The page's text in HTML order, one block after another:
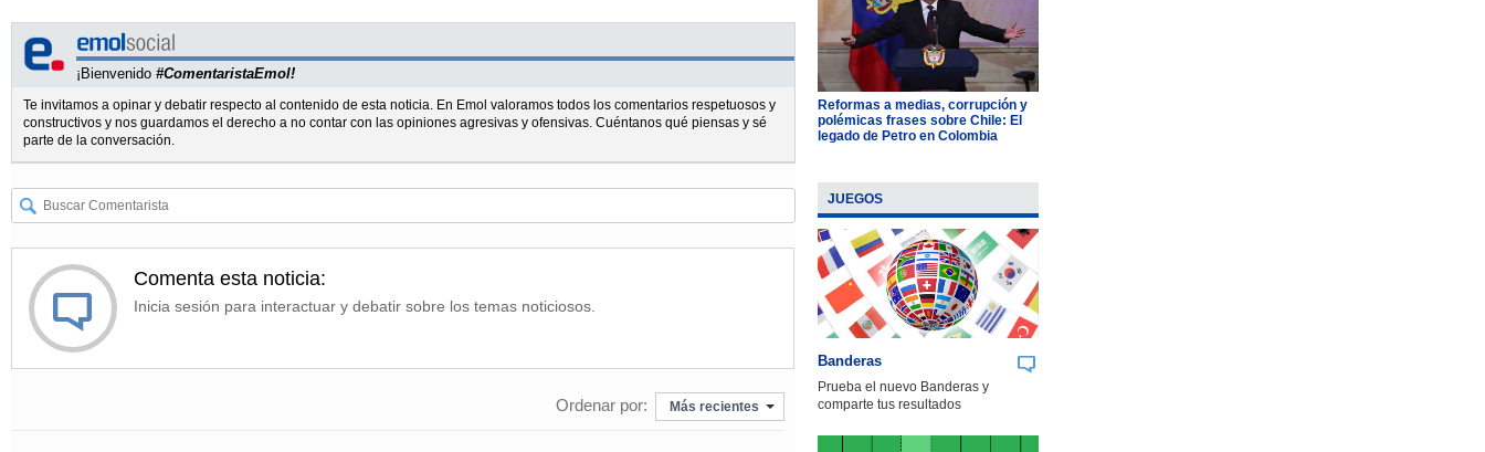
¡Bienvenido #ComentaristaEmol!
Te invitamos a opinar y debatir respecto al contenido de esta noticia. En Emol valoramos todos los comentarios respetuosos y
constructivos y nos guardamos el derecho a no contar con las opiniones agresivas y ofensivas. Cuéntanos qué piensas y sé
parte de la conversación.
Comenta esta noticia:
Inicia sesión para interactuar y debatir sobre los temas noticiosos.
Ordenar por: Más recientes
Reformas a medias, corrupción y
polémicas frases sobre Chile: El
legado de Petro en Colombia
JUEGOS
Banderas
Prueba el nuevo Banderas y
comparte tus resultados